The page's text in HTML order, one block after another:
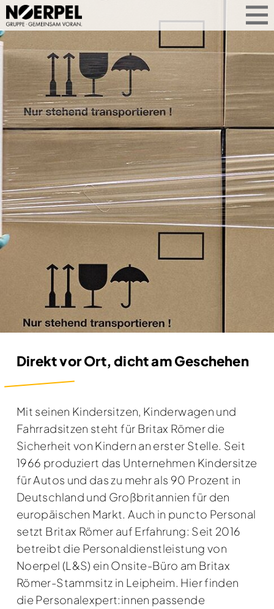
BEST CASE
BRITAX
Partnerschaft, die Nähe schafft. Durch
unser Onsite‑Management unterstützen
wir Britax Römer direkt am Standort –
mit passgenauen Personallösungen, die
Abläufe vereinfachen und langfristig
Stabilität sichern.
Direkt vor Ort, dicht am Geschehen
Mit seinen Kindersitzen, Kinderwagen und
Fahrradsitzen steht für Britax Römer die
Sicherheit von Kindern an erster Stelle. Seit
1966 produziert das Unternehmen Kindersitze
für Autos und das zu mehr als 90 Prozent in
Deutschland und Großbritannien für den
europäischen Markt. Auch in puncto Personal
setzt Britax Römer auf Erfahrung: Seit 2016
betreibt die Personaldienstleistung von
Noerpel (L&S) ein Onsite-Büro am Britax
Römer-Stammsitz in Leipheim. Hier finden
die Personalexpert:innen passende